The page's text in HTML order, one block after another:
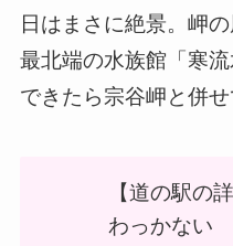
日はまさに絶景。岬
最北端の水族館「寒
できたら宗谷岬と併
【道の駅の詳
わっかない